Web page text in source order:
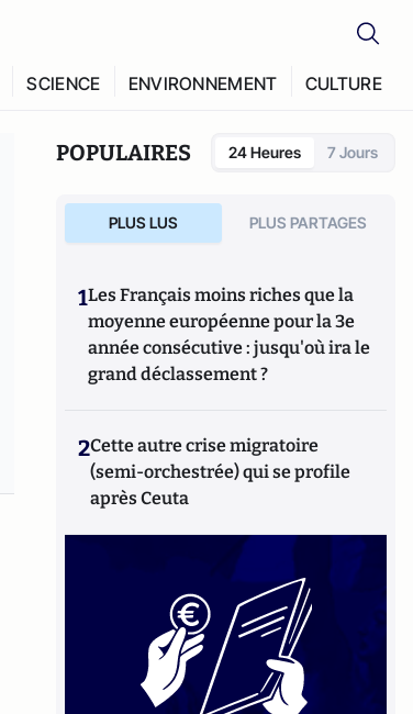
SCIENCE ENVIRONNEMENT CULTURE
POPULAIRES 24 Heures 7 Jours
PLUS LUS PLUS PARTAGES
1Les Français moins riches que la
moyenne européenne pour la 3e
année consécutive : jusqu'où ira le
grand déclassement ?
2Cette autre crise migratoire
(semi-orchestrée) qui se profile
après Ceuta